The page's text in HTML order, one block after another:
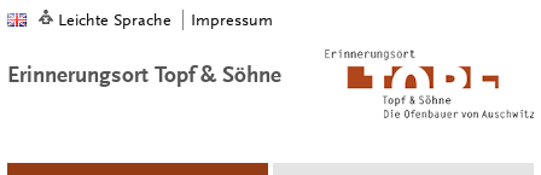
Leichte Sprache Impressum
Erinnerungsort Topf & Söhne